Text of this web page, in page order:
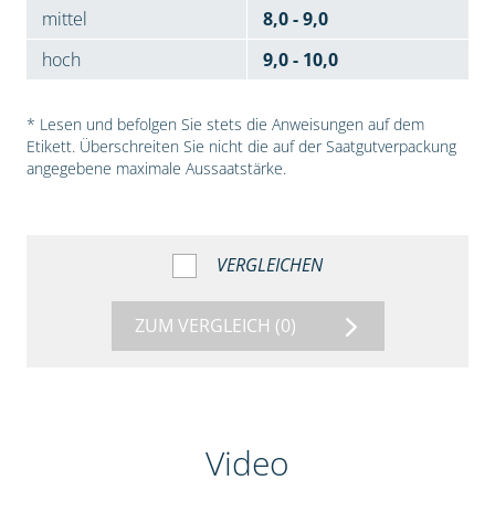
mittel
8,0 - 9,0
hoch
9,0 - 10,0
* Lesen und befolgen Sie stets die Anweisungen auf dem
Etikett. Überschreiten Sie nicht die auf der Saatgutverpackung
angegebene maximale Aussaatstärke.
VERGLEICHEN
ZUM VERGLEICH (0)
Video